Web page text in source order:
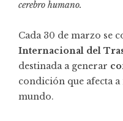
cerebro humano.
Cada 30 de marzo se
Internacional del
destinada a generar
condición que afecta
mundo.